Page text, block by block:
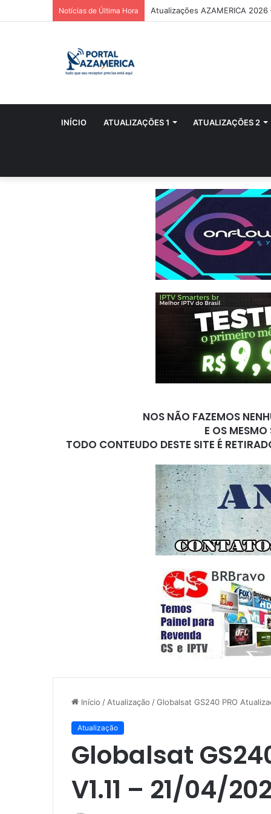
Notícias de Última Hora Atualizações AZAMERICA
INÍCIO ATUALIZAÇÕES 1 ATUALIZAÇÕES 2
NOS NÃO FAZEMOS
E OS
TODO CONTEUDO DESTE SITE É
Início / Atualização /Globalsat GS240 PRO
Atualização
Globalsat
V1.11 – 21/04/